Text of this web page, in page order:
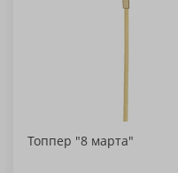
Топпер "8 марта"